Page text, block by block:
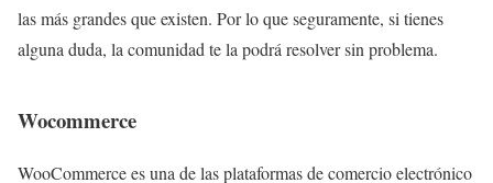
las más grandes que existen. Por lo que seguramente, si tienes
alguna duda, la comunidad te la podrá resolver sin problema.
Wocommerce
WooCommerce es una de las plataformas de comercio electrónico